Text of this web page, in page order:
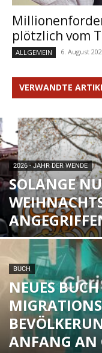
plötzlich vom
ALLGEMEIN 6. August
VERWANDTE
2026 - JAHR DER WENDE
SOLANGE
BUCH
NEUES
ANFANG AN